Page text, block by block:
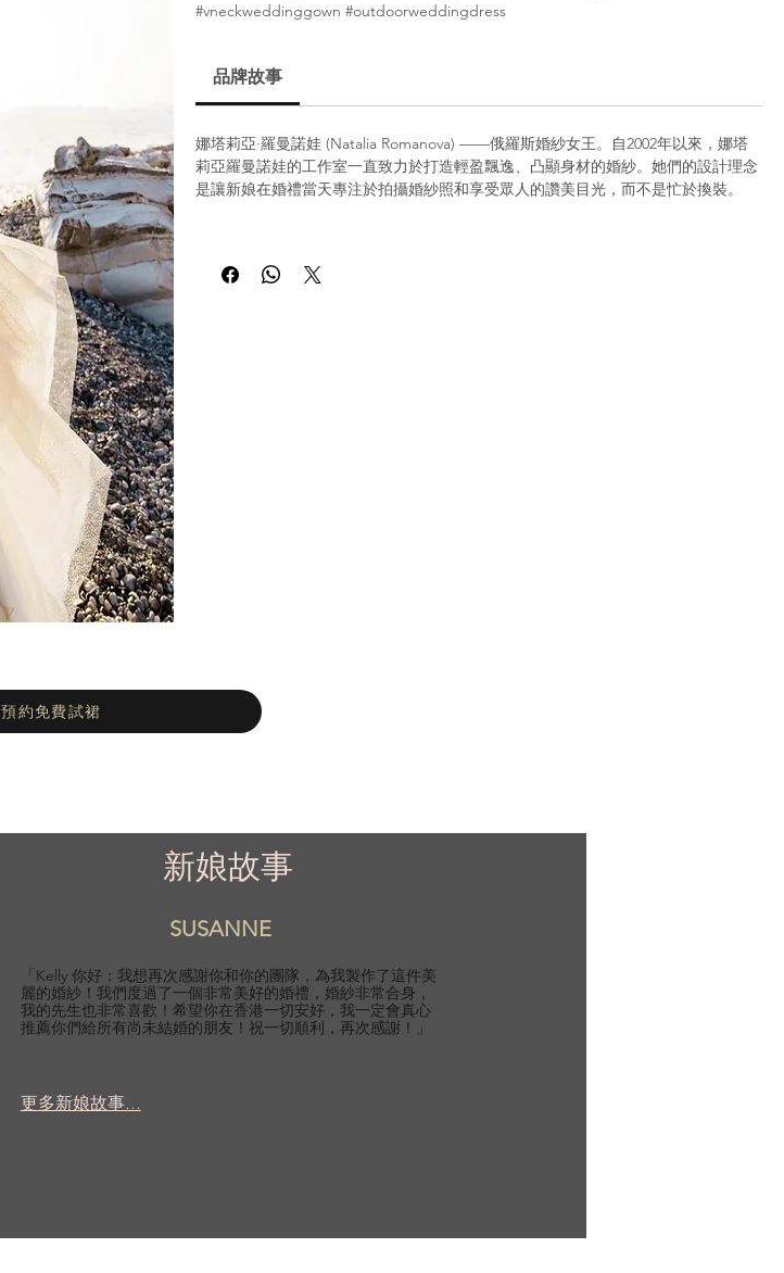
#vneckweddinggown #outdoorweddingdress
品牌故事
娜塔莉亞·羅曼諾娃 (Natalia Romanova) ——俄羅斯婚紗女王。自2002年以來，娜塔
莉亞羅曼諾娃的工作室一直致力於打造輕盈飄逸、凸顯身材的婚紗。她們的設計理念
是讓新娘在婚禮當天專注於拍攝婚紗照和享受眾人的讚美目光，而不是忙於換裝。
預約免費試裙
新娘故事
SUSANNE
「Kelly 你好：我想再次感謝你和你的團隊，為我製作了這件美
麗的婚紗！我們度過了一個非常美好的婚禮，婚紗非常合身，
我的先生也非常喜歡！希望你在香港一切安好，我一定會真心
推薦你們給所有尚未結婚的朋友！祝一切順利，再次感謝！」
更多新娘故事...